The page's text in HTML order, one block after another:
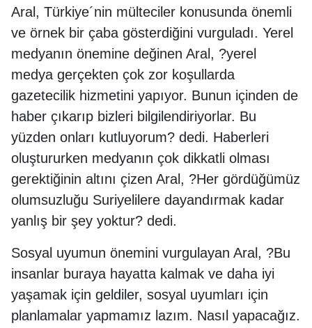
Aral, Türkiye´nin mülteciler konusunda önemli
ve örnek bir çaba gösterdiğini vurguladı. Yerel
medyanın önemine değinen Aral, ?yerel
medya gerçekten çok zor koşullarda
gazetecilik hizmetini yapıyor. Bunun içinden de
haber çıkarıp bizleri bilgilendiriyorlar. Bu
yüzden onları kutluyorum? dedi. Haberleri
oluştururken medyanın çok dikkatli olması
gerektiğinin altını çizen Aral, ?Her gördüğümüz
olumsuzluğu Suriyelilere dayandırmak kadar
yanlış bir şey yoktur? dedi.
Sosyal uyumun önemini vurgulayan Aral, ?Bu
insanlar buraya hayatta kalmak ve daha iyi
yaşamak için geldiler, sosyal uyumları için
planlamalar yapmamız lazım. Nasıl yapacağız.